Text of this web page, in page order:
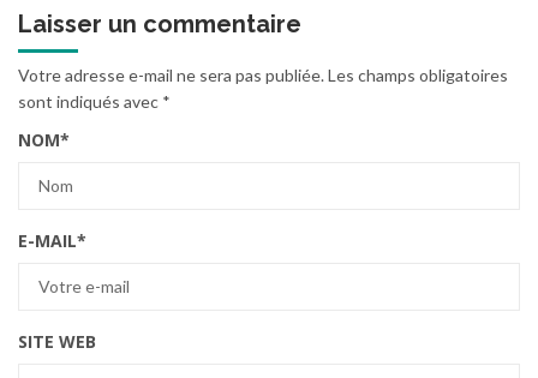
Laisser un commentaire
Votre adresse e-mail ne sera pas publiée.Les champs obligatoires
sont indiqués avec *
NOM*
E-MAIL*
SITE WEB